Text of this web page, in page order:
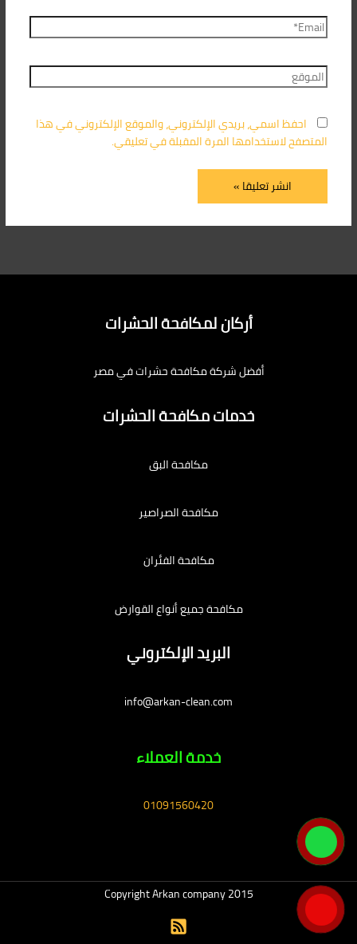
احفظ اسمي، بريدي الإلكتروني، والموقع الإلكتروني في هذا
المتصفح لاستخدامها المرة المقبلة في تعليقي.
أركان لمكافحة الحشرات
أفضل شركة مكافحة حشرات في مصر
خدمات مكافحة الحشرات
مكافحة البق
مكافحة الصراصير
مكافحة الفئران
مكافحة جميع أنواع القوارض
البريد الإلكتروني
info@arkan-clean.com
خدمة العملاء
01091560420
Copyright Arkan company 2015